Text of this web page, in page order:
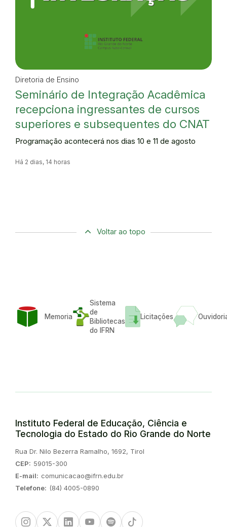
Diretoria de Ensino
Seminário de Integração Acadêmica
recepciona ingressantes de cursos
superiores e subsequentes do CNAT
Programação acontecerá nos dias 10 e 11 de agosto
Há 2 dias, 14 horas
Voltar ao topo
Memoria
Sistema
de
Bibliotecas
do IFRN
Licitações
Instituto Federal de Educação, Ciência e
Tecnologia do Estado do Rio Grande do Norte
Endereço:
Rua Dr. Nilo Bezerra Ramalho, 1692, Tirol
CEP: 59015-300
E-mail: comunicacao@ifrn.edu.br
Telefone: (84) 4005-0890
InstagramTwitter/XLinkedinYoutubeSpotify TikTok